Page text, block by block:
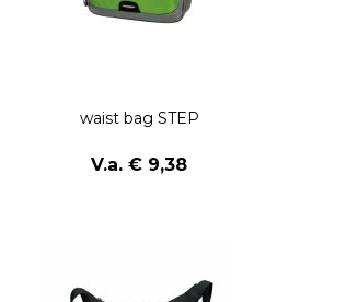
waist bag STEP
V.a. € 9,38